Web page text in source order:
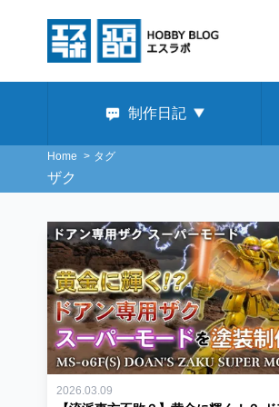
制作日記
Home タグ
ザク
2026.03.09